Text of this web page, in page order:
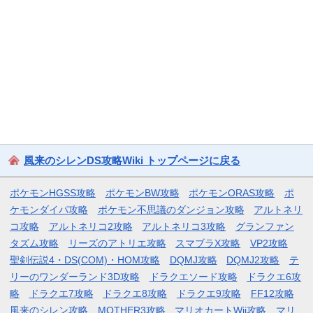
風来のシレンDS攻略Wiki トップページに戻る
ポケモンHGSS攻略 ポケモンBW攻略 ポケモンORAS攻略
ポ
ケモンダイパ攻略
ポケモン不思議のダンジョン攻略
アルトネリ
コ攻略
アルトネリコ2攻略 アルトネリコ3攻略
グランファン
タズム攻略
リーズのアトリエ攻略 スマブラX攻略
VP2攻略
聖剣伝説4・DS(COM)・HOM攻略
DQMJ攻略 DQMJ2攻略
テ
リーのワンダーランド3D攻略
ドラクエソード攻略
ドラクエ6攻
略
ドラクエ7攻略 ドラクエ8攻略 ドラクエ9攻略
FF12攻略
風来のシレン攻略
MOTHER3攻略 マリオカートWii攻略 マリ